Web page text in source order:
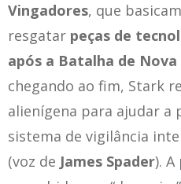
Vingadores, que
resgatar peças de
após a Batalha de
chegando ao fim, Stark
alienígena para ajudar a
sistema de vigilância
(voz de James Spader).